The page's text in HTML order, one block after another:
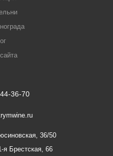
36-70
36/50
я Брестская, 66